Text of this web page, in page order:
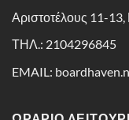
Αριστοτέλους 11-13,
ΤΗΛ.: 2104296845
EMAIL: